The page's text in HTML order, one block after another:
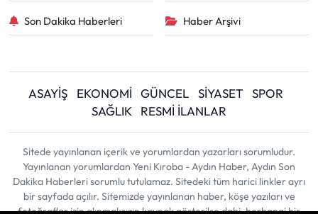
Son Dakika Haberleri Haber Arşivi
ASAYİŞ EKONOMİ GÜNCEL SİYASET
SPOR
SAĞLIK
RESMİ İLANLAR
Sitede yayınlanan içerik ve yorumlardan yazarları sorumludur.
Yayınlanan yorumlardan Yeni Kıroba - Aydın Haber, Aydın Son
Dakika Haberleri sorumlu tutulamaz. Sitedeki tüm harici linkler ayrı
bir sayfada açılır. Sitemizde yayınlanan haber, köşe yazıları ve